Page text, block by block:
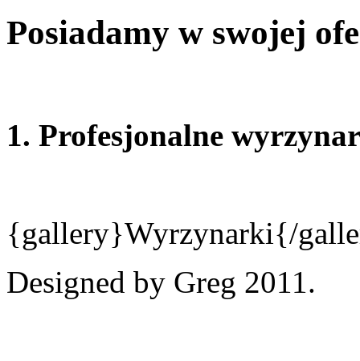
Posiadamy w swojej
1. Profesjonalne
{gallery}Wyrzynarki{/
Designed by Greg 2011.